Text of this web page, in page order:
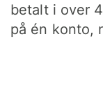
betalt i over
på én konto,